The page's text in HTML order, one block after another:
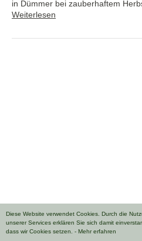
Diese Website verwendet Cookies. Durch die
unserer Services erklären Sie sich damit
dass wir Cookies setzen. - Mehr erfahren
in Dümmer bei zauberhaftem
Weiterlesen